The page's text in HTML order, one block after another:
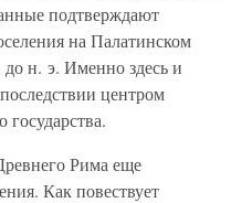
подтверждают
на Палатинском
н. э. Именно здесь и
центром
государства.
Рима еще
Как повествует